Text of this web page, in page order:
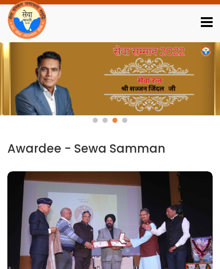
Download Reports
1 2 3 4
Awardee - Sewa Samman